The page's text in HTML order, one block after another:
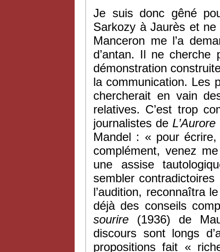
Je suis donc gêné
Sarkozy à Jaurès et
Manceron me l’a
d’antan. Il ne cherche
démonstration
la communication. Les
chercherait en vain
relatives. C’est trop
journalistes de L’Aurore
Mandel : « pour
complément, venez
une assise
sembler
l’audition, reconnaîtra
déjà des conseils
sourire (1936) de
discours sont longs
propositions fait «